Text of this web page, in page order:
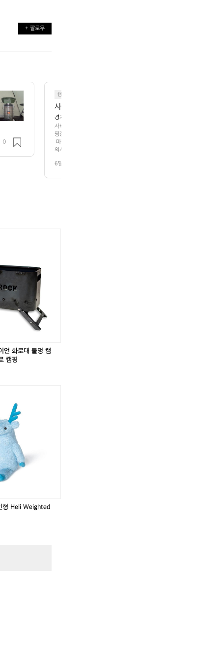
+ 팔로우
0
캠핑
사비벨리 글램핑
경기도 포천시 일동면 운악청계로1480번길 90-102
사비벨리 글램핑 고즈넉한 자연 속의 힐링을 원한다면 사비벨리 글램핑이
핑장은 현대적인 편안함과 자연의 아름다움을 동시에 경험할 수 있는 특별
마련되어 있어 생소한 캠핑 용품에 대한 걱정 없이 편하게 자연을 만끽할
의시설이 갖춰져 있어, 마치 호텔처럼 안정감 있게 휴식을 취할 수 있습니
성껏 준비한 바베큐 시설과 함께 가족, 친구들과 특별한 저녁 시간을 만들
6달 전
언 화로대 불멍 캠
캠핑
형 Heli Weighted